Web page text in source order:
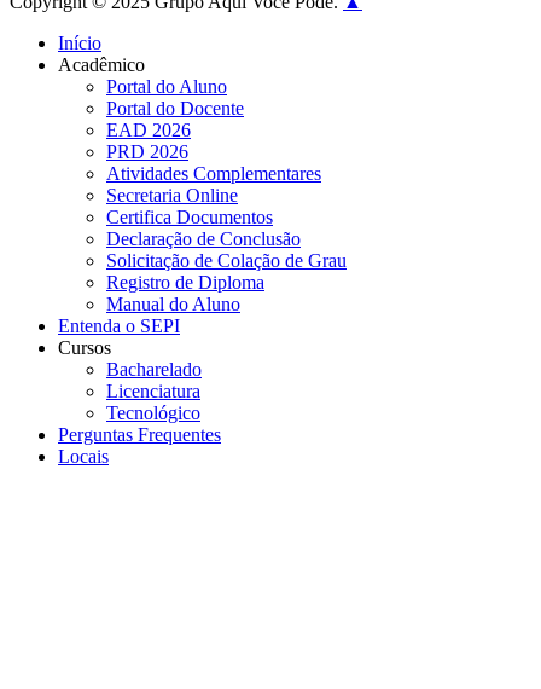
Início
Acadêmico
Portal do Aluno
Portal do Docente
EAD 2026
PRD 2026
Atividades Complementares
Secretaria Online
Certifica Documentos
Declaração de Conclusão
Solicitação de Colação de Grau
Registro de Diploma
Manual do Aluno
Entenda o SEPI
Cursos
Bacharelado
Licenciatura
Tecnológico
Perguntas Frequentes
Locais